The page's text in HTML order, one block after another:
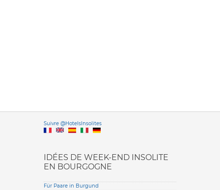
Suivre @HotelsInsolitesVersione
IDÉES DE WEEK-END INSOLITE
EN BOURGOGNE
Für Paare in Burgund